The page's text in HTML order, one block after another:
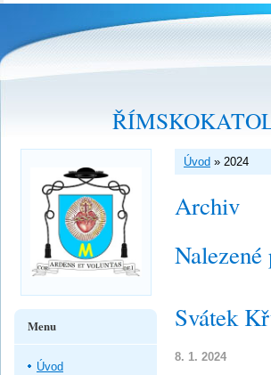
Úvod » 2024
Archiv
Svátek
8. 1. 2024
Menu
Úvod